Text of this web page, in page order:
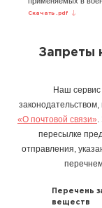
Скачать .pdf
Запреты
Наш сервис
«О почтовой связи».
пересылке
отправления,
Перечень
веществ